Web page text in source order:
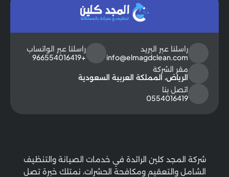
راسلنا عبر البريد
info@elmagdclean.com
راسلنا عبر الواتساب
+966554016419
مقر الشركة
الرياض، المملكة العربية السعودية
اتصل بنا
0554016419
شركة المجد كلين الرائدة في خدمات الصيانة والتنظيف
الشامل والتعقيم ومكافحة الحشرات، نمتلك خبرة تصل